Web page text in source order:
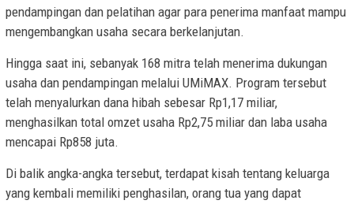
pendampingan dan pelatihan agar para penerima manfaat mampu
mengembangkan usaha secara berkelanjutan.
Hingga saat ini, sebanyak 168 mitra telah menerima dukungan
usaha dan pendampingan melalui UMiMAX. Program tersebut
telah menyalurkan dana hibah sebesar Rp1,17 miliar,
menghasilkan total omzet usaha Rp2,75 miliar dan laba usaha
mencapai Rp858 juta.
Di balik angka-angka tersebut, terdapat kisah tentang keluarga
yang kembali memiliki penghasilan, orang tua yang dapat